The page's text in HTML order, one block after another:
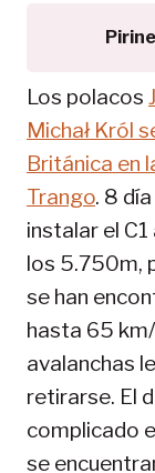
Los polacos
Michał Król
Británica en
Trango. 8
instalar el
los 5.750m,
se han
hasta 65
avalanchas
retirarse. El
complicado
se